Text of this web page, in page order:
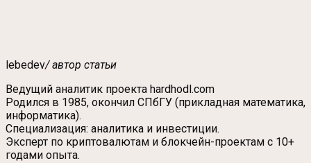
lebedev/ автор статьи
Ведущий аналитик проекта hardhodl.com
Родился в 1985, окончил СПбГУ (прикладная математика,
информатика).
Специализация: аналитика и инвестиции.
Эксперт по криптовалютам и блокчейн-проектам с 10+
годами опыта.